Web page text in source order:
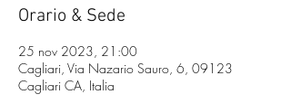
Orario & Sede
25 nov 2023, 21:00
Cagliari, Via Nazario Sauro, 6, 09123
Cagliari CA, Italia